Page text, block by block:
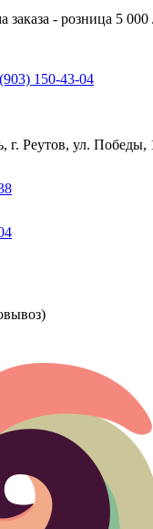
- розница 5 000
150-43-04
г. Реутов, ул. Победы,